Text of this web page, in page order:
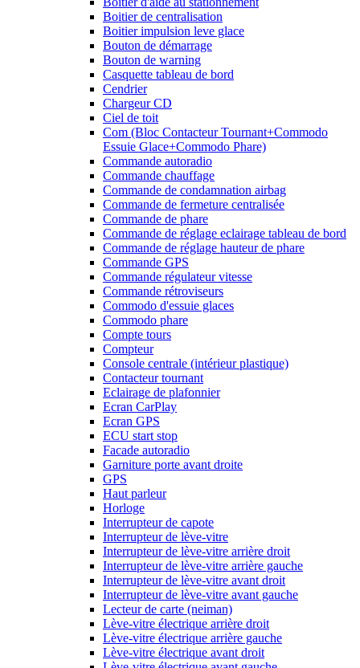
Boitier de centralisation
Boitier impulsion leve glace
Bouton de démarrage
Bouton de warning
Casquette tableau de bord
Cendrier
Chargeur CD
Ciel de toit
Com (Bloc Contacteur Tournant+Commodo
Essuie Glace+Commodo Phare)
Commande autoradio
Commande chauffage
Commande de condamnation airbag
Commande de fermeture centralisée
Commande de phare
Commande de réglage eclairage tableau de bord
Commande de réglage hauteur de phare
Commande GPS
Commande régulateur vitesse
Commande rétroviseurs
Commodo d'essuie glaces
Commodo phare
Compte tours
Compteur
Console centrale (intérieur plastique)
Contacteur tournant
Eclairage de plafonnier
Ecran CarPlay
Ecran GPS
ECU start stop
Facade autoradio
Garniture porte avant droite
GPS
Haut parleur
Horloge
Interrupteur de capote
Interrupteur de lève-vitre
Interrupteur de lève-vitre arrière droit
Interrupteur de lève-vitre arrière gauche
Interrupteur de lève-vitre avant droit
Interrupteur de lève-vitre avant gauche
Lecteur de carte (neiman)
Lève-vitre électrique arrière droit
Lève-vitre électrique arrière gauche
Lève-vitre électrique avant droit